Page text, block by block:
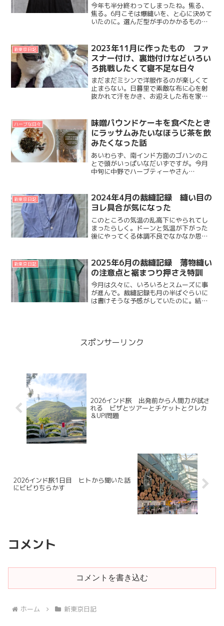
今年も半分終わってしまったね。焦る、
焦る。6月こそは爆縫いを、と心に決めて
いたのに。選んだ型が手のかかるものが
で、自分にとっては価値のあること。手
元にいろんな素材や手触...
新東京日記
2023年11月に作ったもの ファ
スナー付け、裏地付けなどいろい
ろ挑戦したくて寝不足な日々
まだまだミシンで洋服作るのが楽しくて
止まらない。日暮里で素敵な布に心を射
抜かれて汗をかき、お迎えした布を家で
されてる方のポストを見て「ああ、こん
なのも素敵」なんてやって...
ハーブな日々
味噌パウンドケーキを食べたとき
にラッサムみたいなほうじ茶を飲
みたくなった話
あいわらず、南インド方面のゴハンのこ
とで頭がいっぱいなだいずですが。今月
中旬に中野でハーブティーやさん
り。その準備でてんやわんや。インド料
理食べ歩きの日記がまった...
新東京日記
2024年4月の裁縫記録 縫い目の
ヨレ具合が気になった
このところの気温の乱高下にやられてし
まったらしく。ドーンと気温が下がった
後にやってくる体調不良でなかなか思う
いくだいずです。風邪をひく手前みたい
な感じ。喉や鼻、目の奥が...
新東京日記
2025年6月の裁縫記録 薄物縫い
の注意点と裾まつり押さえ特訓
今月は久々に、いろいろとスムーズに事
が進んで。裁縫記録も月の半ばぐらいに
は書けそうな予感がしていたのに。結
スポンサーリンク
2026インド旅 出発前から人間力が試さ
れる ビザとツアーとチケットとクレカ
＆UPI問題
2026インド旅1日目 ヒトから聞いた話
にビビりちらかす
コメント
コメントを書き込む
ホーム 新東京日記